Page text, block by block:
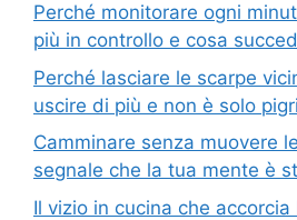
Perché monitorare ogni
più in controllo e cosa
Perché lasciare le scarpe
uscire di più e non è solo
Camminare senza muovere
segnale che la tua mente è
Il vizio in cucina che